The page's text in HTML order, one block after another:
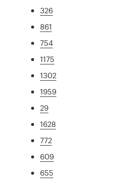
326
861
754
1175
1302
1959
29
1628
772
609
655